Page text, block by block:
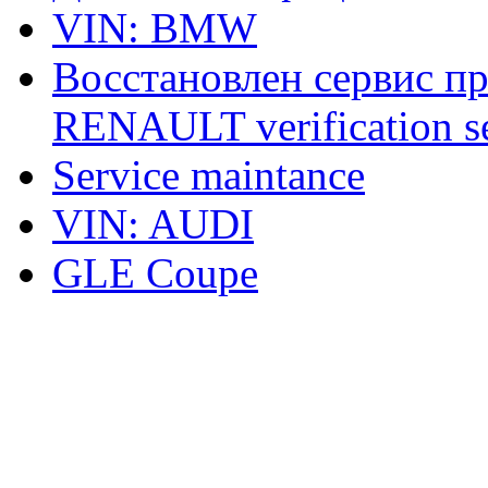
VIN: BMW
Восстановлен сервис
RENAULT verification
Service maintance
VIN: AUDI
GLE Coupe